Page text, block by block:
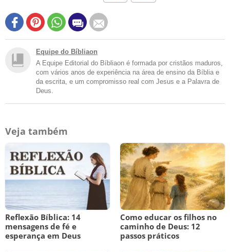
Equipe do Bíbliaon
A Equipe Editorial do Bíbliaon é formada por cristãos maduros,
com vários anos de experiência na área de ensino da Bíblia e
da escrita, e um compromisso real com Jesus e a Palavra de
Deus.
Veja também
Reflexão Bíblica: 14
mensagens de fé e
esperança em Deus
Como educar os filhos no
caminho de Deus: 12
passos práticos